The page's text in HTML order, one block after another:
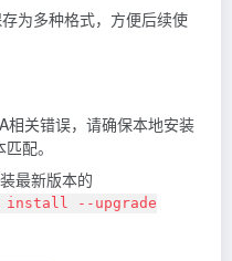
为多种格式，方便后续使
相关错误，请确保本地安装
配。
最新版本的
install --upgrade